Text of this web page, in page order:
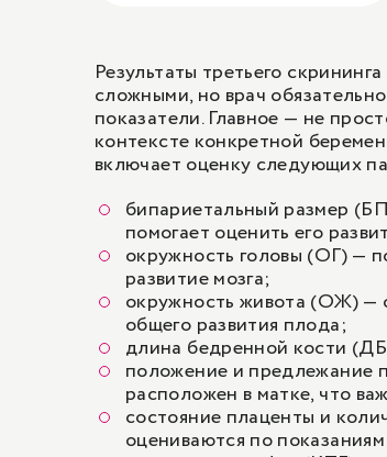
Результаты третьего
сложными, но врач
показатели. Главное — не
контексте конкретной
включает оценку следующих
бипариетальный размер
помогает оценить его
окружность головы (ОГ) —
развитие мозга;
окружность живота (ОЖ) —
общего развития плода;
длина бедренной кости
положение и предлежание
расположен в матке, что
состояние плаценты и
оцениваются по